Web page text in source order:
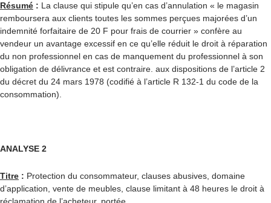
Résumé : La clause qui stipule qu’en cas d’annulation « le magasin
remboursera aux clients toutes les sommes perçues majorées d’un
indemnité forfaitaire de 20 F pour frais de courrier » confère au
vendeur un avantage excessif en ce qu’elle réduit le droit à réparation
du non professionnel en cas de manquement du professionnel à son
obligation de délivrance et est contraire. aux dispositions de l’article 2
du décret du 24 mars 1978 (codifié à l’article R 132-1 du code de la
consommation).
ANALYSE 2
Titre : Protection du consommateur, clauses abusives, domaine
d’application, vente de meubles, clause limitant à 48 heures le droit à